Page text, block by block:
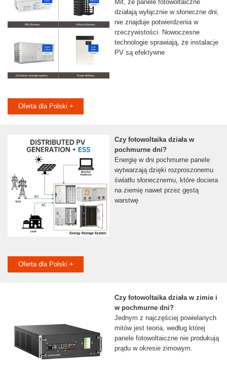
Mit, że panele fotowoltaiczne
działają wyłącznie w słoneczne dni,
nie znajduje potwierdzenia w
rzeczywistości. Nowoczesne
technologie sprawiają, że instalacje
PV są efektywne
Oferta dla Polski +
Czy fotowoltaika działa w
pochmurne dni?
Energię w dni pochmurne panele
wytwarzają dzięki rozproszonemu
światłu słonecznemu, które dociera
na ziemię nawet przez gęstą
warstwę
Oferta dla Polski +
Czy fotowoltaika działa w zimie i
w pochmurne dni?
Jednym z najczęściej powielanych
mitów jest teoria, według której
panele fotowoltaiczne nie produkują
prądu w okresie zimowym.